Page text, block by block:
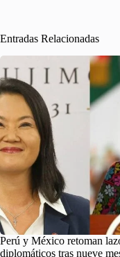
Entradas Relacionadas
Perú y México retoman
diplomáticos tras nueve